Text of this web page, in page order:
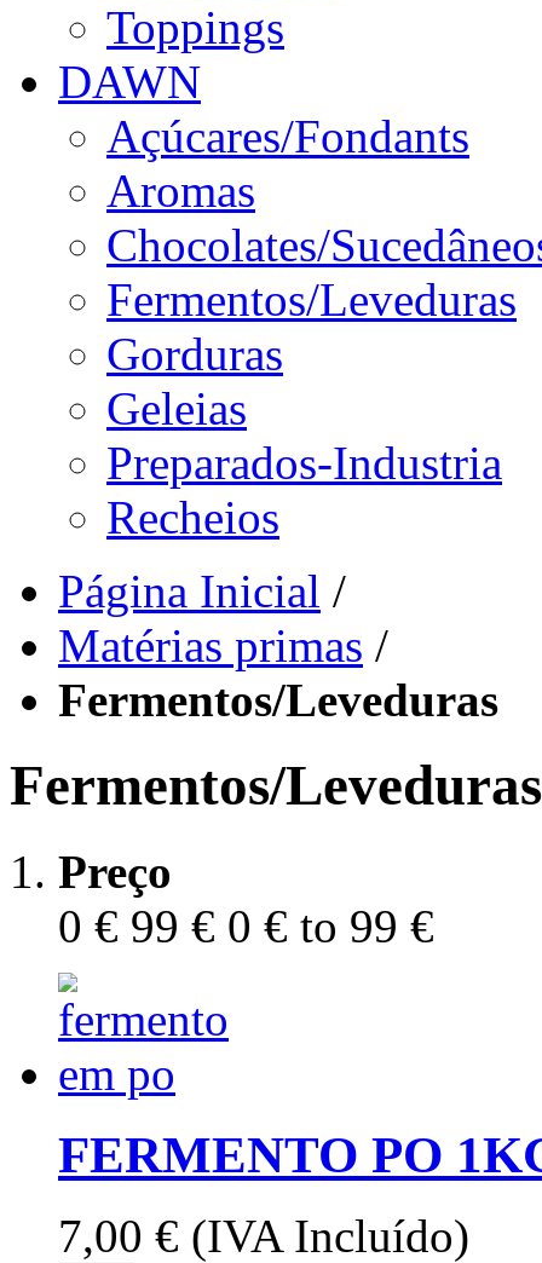
Toppings
DAWN
Açúcares/Fondants
Aromas
Chocolates/
Fermentos/Leveduras
Gorduras
Geleias
Preparados-Industria
Recheios
Página Inicial /
Matérias primas /
Fermentos/Leveduras
Fermentos/Leveduras
Preço
0 € 99 € 0 € to 99 €
FERMENTO PO
7,00 € (IVA Incluído)